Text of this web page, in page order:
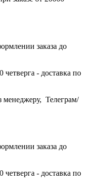
заказа до
четверга - доставка по
менеджеру, Телеграм/
заказа до
четверга - доставка по